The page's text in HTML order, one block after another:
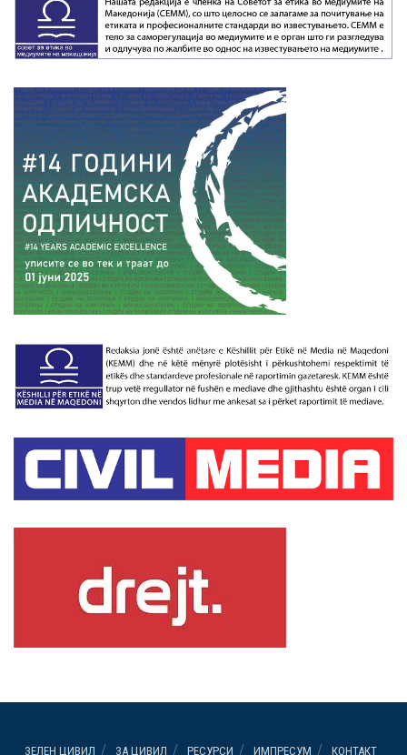
ЗЕЛЕН ЦИВИЛ ЗА ЦИВИЛ РЕСУРСИ ИМПРЕСУМ КОНТАКТ